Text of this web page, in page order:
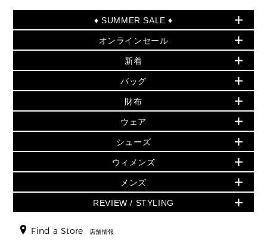
♦ SUMMER SALE ♦
セールおすすめアイテム
▶ ウィメンズ
バッグ
小物
シューズ・靴
ウェア
アクセサリー
時計
▶ メンズ
バッグ
オンラインセール
PRODUCT OF THE MONTH - 今月の特別価格
再値下げアイテム
追加アイテム
▶ ウィメンズすべて(ウェア・シューズ除く)
バッグ
財布・小物
ウェア
シューズ
時計・ジュエリー
アクセサリー
新着
初夏のスタイル
▶ すべて
▶ ウィメンズすべて
財布・小物
アクセサリー
フレグランス
シューズ
▶ メンズすべて
バッグ
人気の定番アイテム
日本限定 - バッグ
▶ ウィメンズすべて
トートバッグ
ショルダーバッグ
クロスボディ・斜め掛け
トラベル
財布
日本限定 - 財布・小物
▶ ウィメンズすべて
GREENWICH
折り財布(二つ折り・三つ折り)
長財布
ウェア
▶ ウィメンズすべて
トップス
スカート・パンツ
ジャケット・アウター
▶ メンズすべて
シューズ
▶ ウィメンズすべて
サンダル
スニーカー
▶ メンズすべて
ウィメンズ
人気の定番アイテム
▶ ウィメンズすべて
メンズ
▶ メンズすべて
REVIEW / STYLING
Find a Store 店舗情報